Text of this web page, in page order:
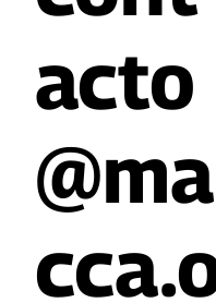
cont
acto
@ma